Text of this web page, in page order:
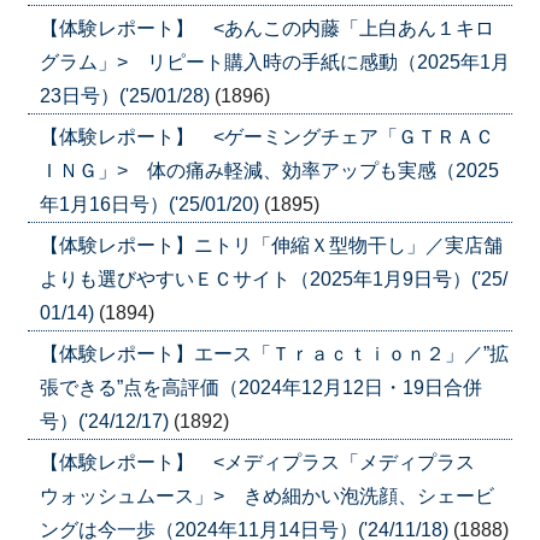
【体験レポート】 <あんこの内藤「上白あん１キロ
グラム」> リピート購入時の手紙に感動（2025年1月
23日号）('25/01/28) (1896)
【体験レポート】 <ゲーミングチェア「ＧＴＲＡＣ
ＩＮＧ」> 体の痛み軽減、効率アップも実感（2025
年1月16日号）('25/01/20) (1895)
【体験レポート】ニトリ「伸縮Ｘ型物干し」／実店舗
よりも選びやすいＥＣサイト（2025年1月9日号）('25/
01/14) (1894)
【体験レポート】エース「Ｔｒａｃｔｉｏｎ２」／”拡
張できる”点を高評価（2024年12月12日・19日合併
号）('24/12/17) (1892)
【体験レポート】 <メディプラス「メディプラス
ウォッシュムース」> きめ細かい泡洗顔、シェービ
ングは今一歩（2024年11月14日号）('24/11/18) (1888)